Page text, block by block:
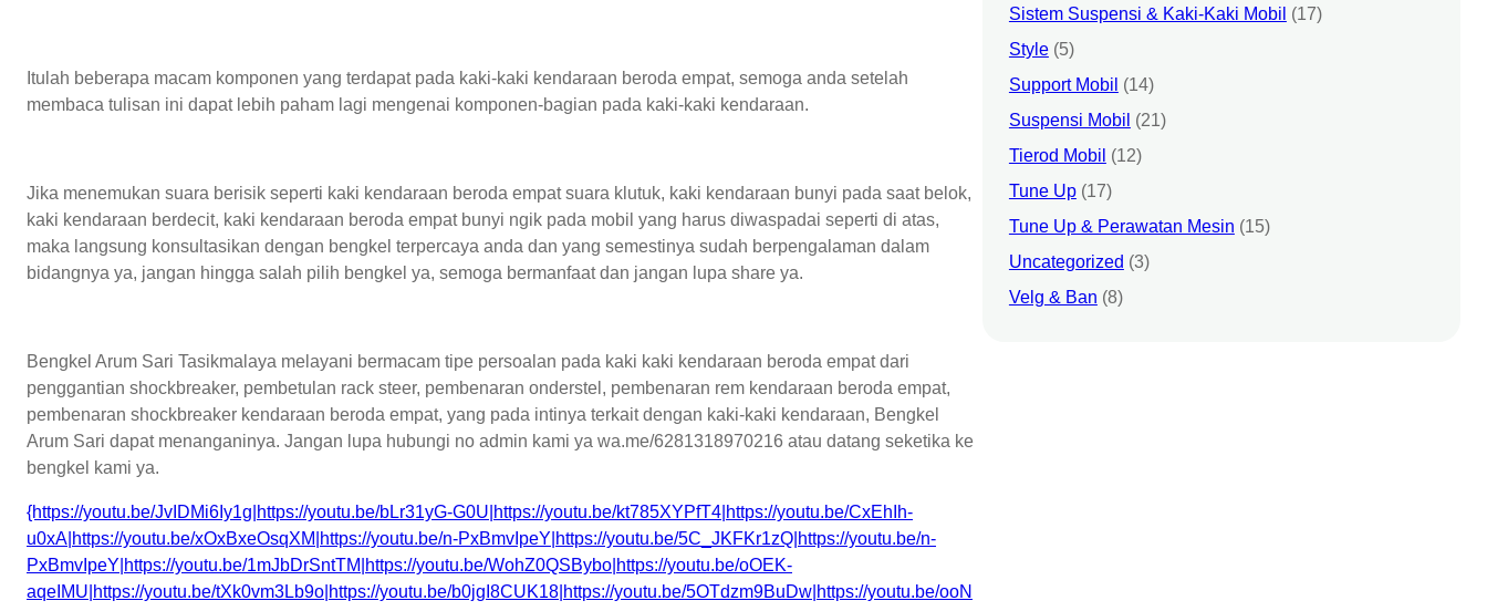
Itulah beberapa macam komponen yang terdapat pada kaki-kaki kendaraan beroda empat, semoga anda setelah
membaca tulisan ini dapat lebih paham lagi mengenai komponen-bagian pada kaki-kaki kendaraan.
Jika menemukan suara berisik seperti kaki kendaraan beroda empat suara klutuk, kaki kendaraan bunyi pada saat belok,
kaki kendaraan berdecit, kaki kendaraan beroda empat bunyi ngik pada mobil yang harus diwaspadai seperti di atas,
maka langsung konsultasikan dengan bengkel terpercaya anda dan yang semestinya sudah berpengalaman dalam
bidangnya ya, jangan hingga salah pilih bengkel ya, semoga bermanfaat dan jangan lupa share ya.
Bengkel Arum Sari Tasikmalaya melayani bermacam tipe persoalan pada kaki kaki kendaraan beroda empat dari
penggantian shockbreaker, pembetulan rack steer, pembenaran onderstel, pembenaran rem kendaraan beroda empat,
pembenaran shockbreaker kendaraan beroda empat, yang pada intinya terkait dengan kaki-kaki kendaraan, Bengkel
Arum Sari dapat menanganinya. Jangan lupa hubungi no admin kami ya wa.me/6281318970216 atau datang seketika ke
bengkel kami ya.
{https://youtu.be/JvIDMi6Iy1g|https://youtu.be/bLr31yG-G0U|https://youtu.be/kt785XYPfT4|https://youtu.be/CxEhIh-
u0xA|https://youtu.be/xOxBxeOsqXM|https://youtu.be/n-PxBmvIpeY|https://youtu.be/5C_JKFKr1zQ|https://youtu.be/n-
PxBmvIpeY|https://youtu.be/1mJbDrSntTM|https://youtu.be/WohZ0QSBybo|https://youtu.be/oOEK-
aqeIMU|https://youtu.be/tXk0vm3Lb9o|https://youtu.be/b0jgI8CUK18|https://youtu.be/5OTdzm9BuDw|https://youtu.be/ooN
Sistem Suspensi & Kaki-Kaki Mobil (17)
Style(5)
Support Mobil (14)
Suspensi Mobil (21)
Tierod Mobil (12)
Tune Up(17)
Tune Up & Perawatan Mesin (15)
Uncategorized (3)
Velg & Ban (8)